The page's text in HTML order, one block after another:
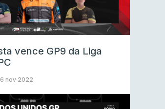
vence GP9 da Liga
6 nov 2022